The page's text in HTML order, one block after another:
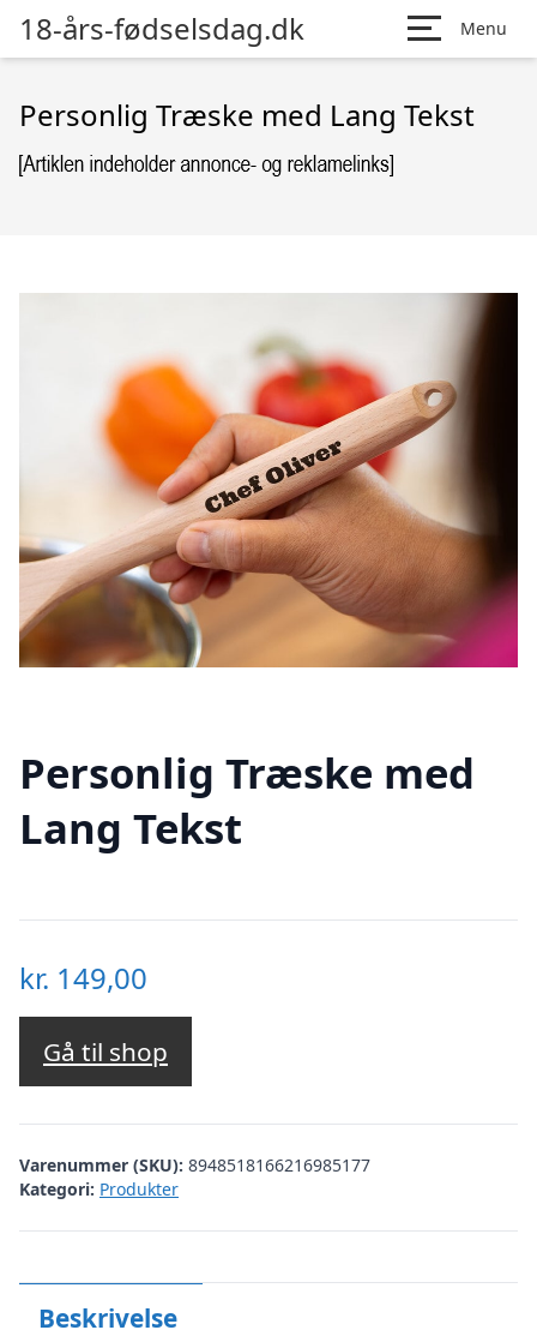
18-års-fødselsdag.dk Menu
Personlig Træske med Lang Tekst
Personlig Træske med
Lang Tekst
kr. 149,00
Gå til shop
Varenummer (SKU): 8948518166216985177
Kategori: Produkter
Beskrivelse